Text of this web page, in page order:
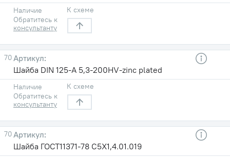
Наличие
Обратитесь к
консультанту
К схеме
70
Шайба DIN 125-A 5,3-200HV-zinc plated
Наличие
Обратитесь к
консультанту
К схеме
70
Шайба ГОСТ11371-78 С5X1,4.01.019